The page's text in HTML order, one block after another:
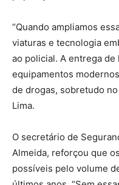
“Quando ampliamos
viaturas e tecnologia
ao policial. A entrega de
equipamentos
de drogas, sobretudo
Lima.
O secretário de
Almeida, reforçou que
possíveis pelo volume